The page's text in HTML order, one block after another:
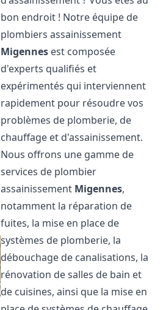
bon endroit ! Notre équipe de
plombiers assainissement
Migennes est composée
d'experts qualifiés et
expérimentés qui interviennent
rapidement pour résoudre vos
problèmes de plomberie, de
chauffage et d'assainissement.
Nous offrons une gamme de
services de plombier
assainissement Migennes,
notamment la réparation de
fuites, la mise en place de
systèmes de plomberie, la
débouchage de canalisations, la
rénovation de salles de bain et
de cuisines, ainsi que la mise en